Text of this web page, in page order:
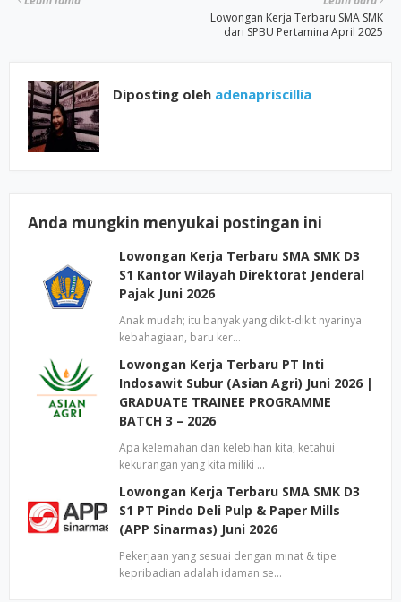
Lowongan Kerja Terbaru SMA SMK
dari SPBU Pertamina April 2025
Diposting oleh adenapriscillia
Anda mungkin menyukai postingan ini
Lowongan Kerja Terbaru SMA SMK D3
S1 Kantor Wilayah Direktorat Jenderal
Pajak Juni 2026
Anak mudah; itu banyak yang dikit-dikit nyarinya
kebahagiaan, baru ker…
Lowongan Kerja Terbaru PT Inti
Indosawit Subur (Asian Agri) Juni 2026 |
GRADUATE TRAINEE PROGRAMME
BATCH 3 – 2026
Apa kelemahan dan kelebihan kita, ketahui
kekurangan yang kita miliki …
Lowongan Kerja Terbaru SMA SMK D3
S1 PT Pindo Deli Pulp & Paper Mills
(APP Sinarmas) Juni 2026
Pekerjaan yang sesuai dengan minat & tipe
kepribadian adalah idaman se…